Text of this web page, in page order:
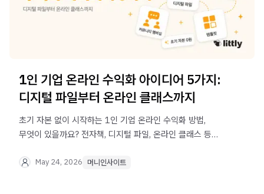
1인 기업 온라인 수익화 아이디어 5가지:
디지털 파일부터 온라인 클래스까지
초기 자본 없이 시작하는 1인 기업 온라인 수익화 방법,
무엇이 있을까요? 전자책, 디지털 파일, 온라인 클래스 등
May 24, 2026 머니인사이트